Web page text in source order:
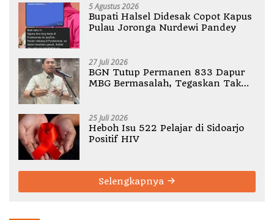
5 Agustus 2026
Bupati Halsel Didesak Copot Kapus
Pulau Joronga Nurdewi Pandey
27 Juli 2026
BGN Tutup Permanen 833 Dapur
MBG Bermasalah, Tegaskan Tak
25 Juli 2026
Heboh Isu 522 Pelajar di Sidoarjo
Positif HIV
Selengkapnya